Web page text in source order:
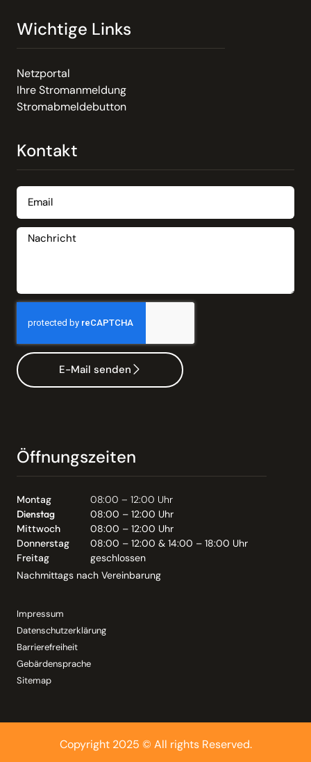
Wichtige Links
Netzportal
Ihre Stromanmeldung
Stromabmeldebutton
Kontakt
E-Mail senden
Öffnungszeiten
Montag
08:00 – 12:00 Uhr
Dienstag
08:00 – 12:00 Uhr
Mittwoch
08:00 – 12:00 Uhr
Donnerstag
08:00 – 12:00 & 14:00 – 18:00 Uhr
Freitag
geschlossen
Nachmittags nach Vereinbarung
Impressum
Datenschutzerklärung
Barrierefreiheit
Gebärdensprache
Sitemap
Copyright 2025 © All rights Reserved.